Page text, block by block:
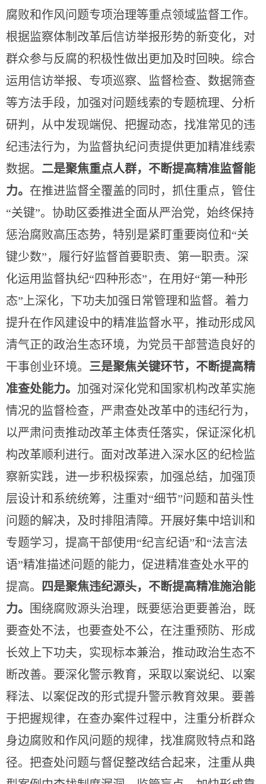
腐败和作风问题专项治理等重点领域监督工作。
根据监察体制改革后信访举报形势的新变化，对
群众参与反腐的积极性做出更加及时回映。综合
运用信访举报、专项巡察、监督检查、数据筛查
等方法手段，加强对问题线索的专题梳理、分析
研判，从中发现端倪、把握动态，找准常见的违
纪违法行为，为监督执纪问责提供更加精准线索
数据。 二是聚焦重点人群，不断提高精准监督能
力。 在推进监督全覆盖的同时，抓住重点，管住
“关键”。协助区委推进全面从严治党，始终保持
惩治腐败高压态势，特别是紧盯重要岗位和“关
键少数”，履行好监督首要职责、第一职责。 深
化运用监督执纪“四种形态”，在用好“第一种形
态”上深化，下功夫加强日常管理和监督。着力
提升在作风建设中的精准监督水平，推动形成风
清气正的政治生态环境，为党员干部营造良好的
干事创业环境。 三是聚焦关键环节，不断提高精
准查处能力。 加强对深化党和国家机构改革实施
情况的监督检查，严肃查处改革中的违纪行为，
以严肃问责推动改革主体责任落实，保证深化机
构改革顺利进行。面对改革进入深水区的纪检监
察新实践，进一步积极探索，加强总结，加强顶
层设计和系统统筹，注重对“细节”问题和苗头性
问题的解决，及时排阻清障。开展好集中培训和
专题学习，提高干部使用“纪言纪语”和“法言法
语”精准描述问题的能力，促进精准查处水平的
提高。
四是聚焦违纪源头，不断提高精准施治能
力。
围绕腐败源头治理，既要惩治更要善治，既
要查处不法，也要查处不公，在注重预防、形成
长效上下功夫，实现标本兼治，推动政治生态不
断改善。要深化警示教育，采取以案说纪、以案
释法、以案促改的形式提升警示教育效果。要善
于把握规律，在查办案件过程中，注重分析群众
身边腐败和作风问题的规律，找准腐败特点和路
径。把查处问题与督促整改结合起来，注重从典